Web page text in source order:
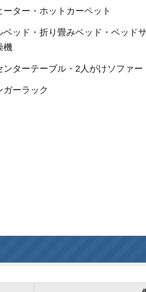
ター・ホットカーペット
ッド・折り畳みベッド・ベッド
機
ターテーブル・2人がけソファー
ーラック